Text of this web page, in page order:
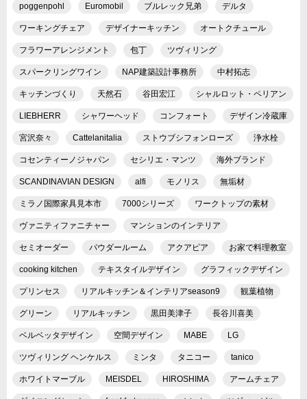
poggenpohl Euromobil ブルレック兄弟 デルタ
ワーキングチェア デザイナーキッチン オートクチュール
フラワーアレンジメント 包丁 ツヴィリング
スパークリングワイン NAP建築設計事務所 中村拓志
キッチンづくり 天然石 谷田宏江 シャルロット・ペリアン
LIEBHERR シャワーヘッド コンフォート デザイン冷蔵庫
宮沢奈々 Cattelanitalia ストウブシフォンローズ 浄水栓
コセンティーノジャパン セシリエ・マンツ 海外ブランド
SCANDINAVIAN DESIGN alfi モノリス 無垢材
ミラノ国際家具見本市 7000シリーズ ワークトップの素材
ヴァニティファニチャー マンションのインテリア
セミオーダー パウダールーム アクアピア お家で料理教室
cooking kitchen テキスタイルデザイン グラフィックデザイン
プリンセス リアルキッチン＆インテリアseason9 観葉植物
グリーン リアルキッチン 黒田美津子 長谷川喜美
ベルベッタデザイン 空間デザイン MABE LG
ツヴィリング ヘンケルス ミンタ タニコー tanico
ホワイトマーブル MEISDEL HIROSHIMA アームチェア